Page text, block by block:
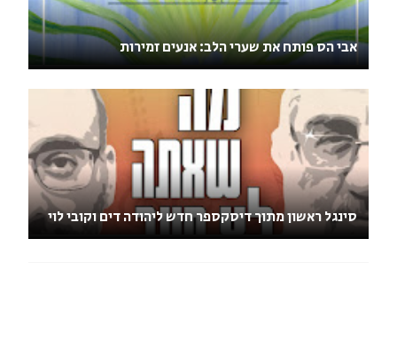
אבי הס פותח את שערי הלב: אנעים זמירות
סינגל ראשון מתוך דיסקספר חדש ליהודה דים וקובי לוי